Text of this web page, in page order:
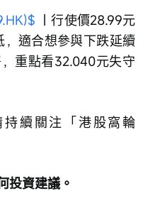
｜行使價28.99元
，適合想參與下跌延續
重點看32.040元失守
續關注「港股窩輪
投資建議。